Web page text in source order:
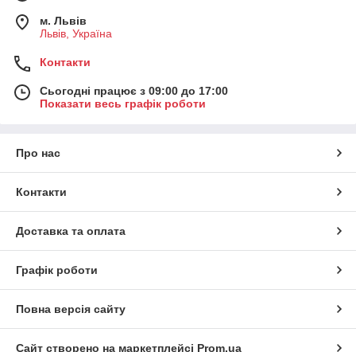
м. Львів
Львів, Україна
Контакти
Сьогодні працює з 09:00 до 17:00
Показати весь графік роботи
Про нас
Контакти
Доставка та оплата
Графік роботи
Повна версія сайту
Сайт створено на маркетплейсі Prom.ua